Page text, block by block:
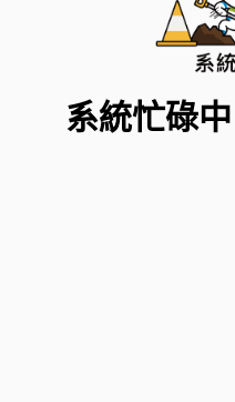
系統忙碌